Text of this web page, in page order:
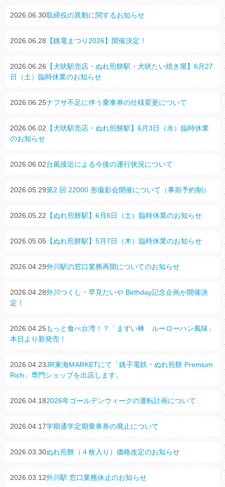
2026.06.30取締役の異動に関するお知らせ
2026.06.28 【銚電まつり2026】開催決定！
2026.06.26 【犬吠駅売店・ぬれ煎餅駅・犬吠たい焼き屋】6月27
日（土）臨時休業のお知らせ
2026.06.25ナフサ不足に伴う乗車券の仕様変更について
2026.06.02 【犬吠駅売店・ぬれ煎餅駅】6月3日（水）臨時休業
のお知らせ
2026.06.02台風接近による今後の運行状況について
2026.05.29第2 回 22000 形撮影会開催について（事前予約制）
2026.05.22 【ぬれ煎餅駅】6月6日（土）臨時休業のお知らせ
2026.05.05 【ぬれ煎餅駅】5月7日（木）臨時休業のお知らせ
2026.04.29外川駅の窓口業務再開についてのお知らせ
2026.04.28外川つくし・早見だいや Birthday記念企画が開催決
定！
2026.04.25もっと食べ台湾！？「まずい棒 ルーローハン風味」
本日より新発売！
2026.04.23JR東海MARKETにて「銚子電鉄・ぬれ煎餅 Premium
Rich」専門ショップを出店します。
2026.04.182026年ゴールデンウィークの運転計画について
2026.04.17学期通学定期乗車券の廃止について
2026.03.30ぬれ煎餅（４枚入り）価格改定のお知らせ
2026.03.12外川駅 窓口業務休止のお知らせ